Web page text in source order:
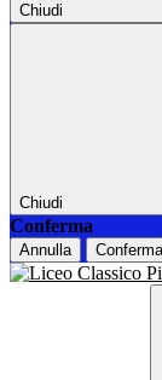
Chiudi
Chiudi
Conferma
Annulla Conferma